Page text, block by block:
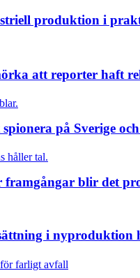
produktion i
att reporter haft
på Sverige
framgångar blir det
i nyproduktion